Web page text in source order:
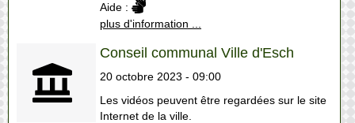
Aide :
plus d'information ...
Conseil communal Ville d'Esch
20 octobre 2023 - 09:00
Les vidéos peuvent être regardées sur le site
Internet de la ville.